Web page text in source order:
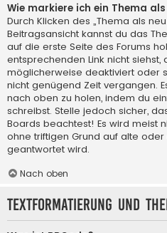
Wie markiere ich ein Thema
Durch Klicken des „Thema als
Beitragsansicht kannst du das
auf die erste Seite des Forums
entsprechenden Link nicht siehst,
möglicherweise deaktiviert oder
nicht genügend Zeit vergangen.
nach oben zu holen, indem du
schreibst. Stelle jedoch sicher,
Boards beachtest! Es wird meist
ohne triftigen Grund auf alte
geantwortet wird.
Nach oben
Textformatierung und